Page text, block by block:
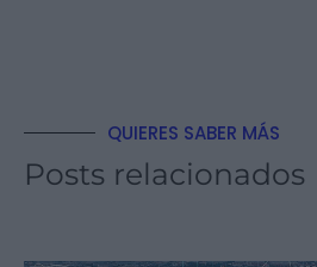
QUIERES SABER MÁS
Posts relacionados